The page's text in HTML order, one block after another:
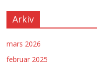
Arkiv
mars 2026
februar 2025